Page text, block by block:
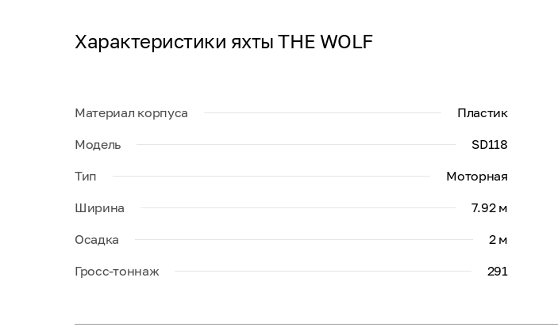
Характеристики яхты THE WOLF
Материал корпуса
Пластик
Модель
SD118
Тип
Моторная
Ширина
7.92 м
Осадка
2 м
Гросс-тоннаж
291